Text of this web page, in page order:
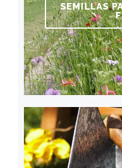
SEMILLAS